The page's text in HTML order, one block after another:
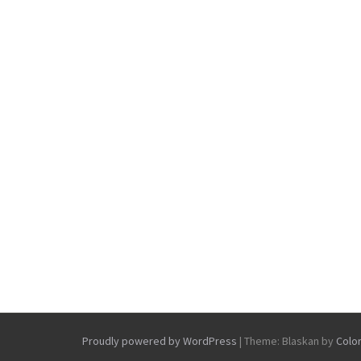
Proudly powered by WordPress | Theme: Blaskan by